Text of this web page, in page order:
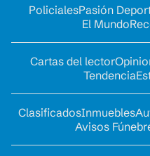
PolicialesPasión
El Mundo
Cartas del lector
Tendencia
ClasificadosInmuebles
Avisos